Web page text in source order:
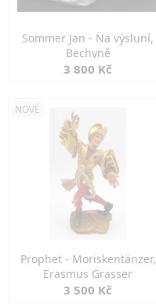
Sommer Jan - Na výsluní,
Bechyně
3 800 Kč
NOVÉ
Prophet - Moriskentänzer,
Erasmus Grasser
3 500 Kč